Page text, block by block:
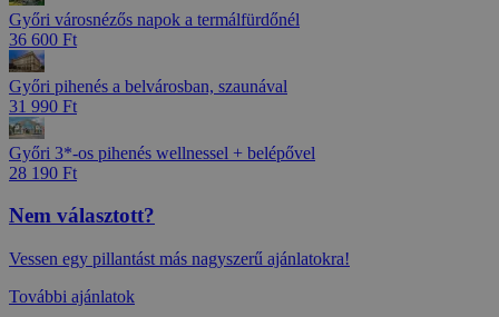
Győri városnézős napok a termálfürdőnél
36 600 Ft
Győri pihenés a belvárosban, szaunával
31 990 Ft
Győri 3*-os pihenés wellnessel + belépővel
28 190 Ft
Nem választott?
Vessen egy pillantást más nagyszerű ajánlatokra!
További ajánlatok